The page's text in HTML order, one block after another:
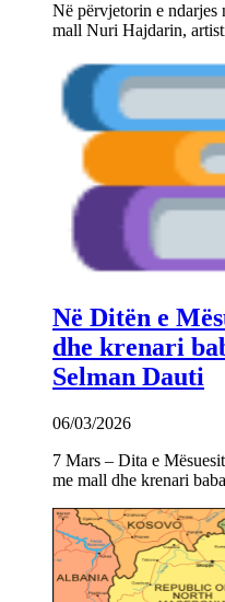
Në përvjetorin e ndarjes
mall Nuri Hajdarin,
Në Ditën e
dhe krenari
Selman Dauti
06/03/2026
7 Mars – Dita e
me mall dhe krenari